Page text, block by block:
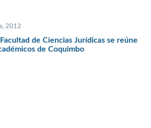
2012
de Ciencias Jurídicas se reúne
de Coquimbo